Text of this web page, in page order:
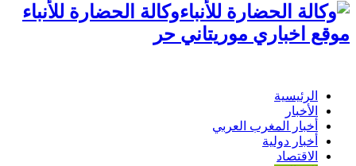
وكالة الحضارة للأنباء
موقع اخباري موريتاني حر
الرئيسية
الأخبار
أخبار المغرب العربي
أخبار دولية
الاقتصاد